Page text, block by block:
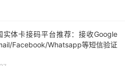
实体卡接码平台推荐：接收Google
Facebook/Whatsapp等短信验证